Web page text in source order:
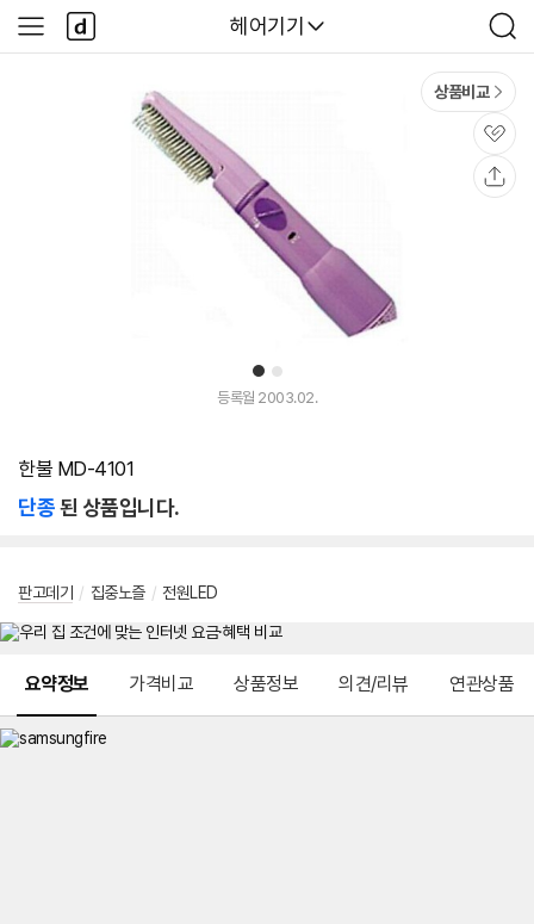
다나와
헤어기기
검
색
사
이
다
나
와
1 2
상품비교
관
심
등록월 2003.02.
한불 MD-4101
단종된 상품입니다.
판고데기 / 집중노즐 / 전원LED
요약정보 가격비교 상품정보 의견/리뷰 연관상품